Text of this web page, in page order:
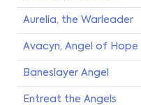
Aurelia, the Warleader
Avacyn, Angel of Hope
Baneslayer Angel
Entreat the Angels